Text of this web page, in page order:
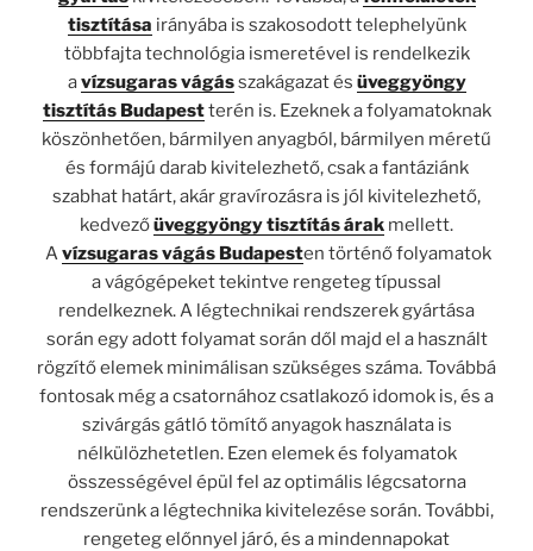
tisztítása irányába is szakosodott telephelyünk
többfajta technológia ismeretével is rendelkezik
avízsugaras vágásszakágazat és üveggyöngy
tisztítás Budapestterén is. Ezeknek a folyamatoknak
köszönhetően, bármilyen anyagból, bármilyen méretű
és formájú darab kivitelezhető, csak a fantáziánk
szabhat határt, akár gravírozásra is jól kivitelezhető,
kedvezőüveggyöngy tisztítás árak mellett.
Avízsugaras vágás Budapesten történő folyamatok
a vágógépeket tekintve rengeteg típussal
rendelkeznek. A légtechnikai rendszerek gyártása
során egy adott folyamat során dől majd el a használt
rögzítő elemek minimálisan szükséges száma. Továbbá
fontosak még a csatornához csatlakozó idomok is, és a
szivárgás gátló tömítő anyagok használata is
nélkülözhetetlen. Ezen elemek és folyamatok
összességével épül fel az optimális légcsatorna
rendszerünk a légtechnika kivitelezése során. További,
rengeteg előnnyel járó, és a mindennapokat